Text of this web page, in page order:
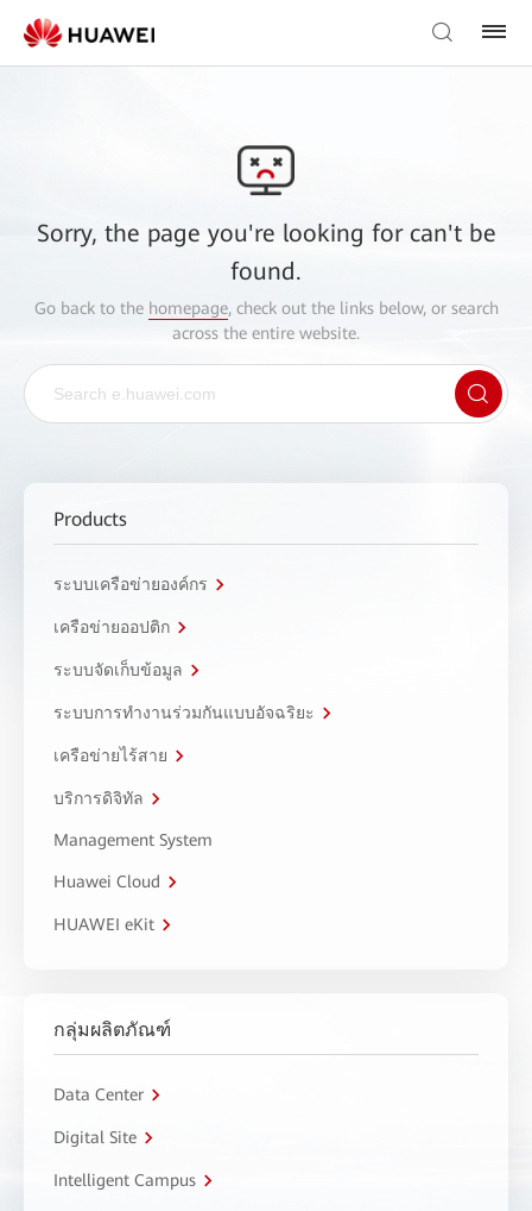
Sorry, the page you're looking for can't be
found.
Go back to the homepage, check out the links below, or search
across the entire website.
Products
ระบบเครือข่ายองค์กร
เครือข่ายออปติก
ระบบจัดเก็บข้อมูล
ระบบการทำงานร่วมกันแบบอัจฉริยะ
เครือข่ายไร้สาย
บริการดิจิทัล
Management System
Huawei Cloud
HUAWEI eKit
กลุ่มผลิตภัณฑ์
Data Center
Digital Site
Intelligent Campus